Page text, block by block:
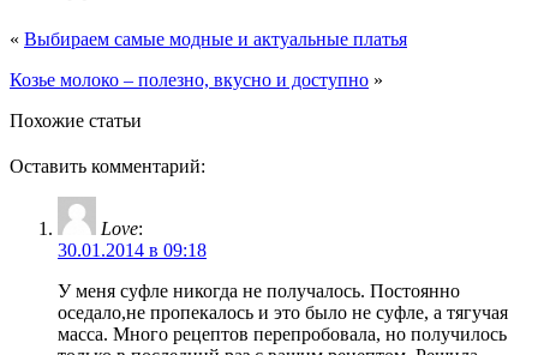
« Выбираем самые модные и актуальные платья
Козье молоко – полезно, вкусно и доступно »
Похожие статьи
Оставить комментарий:
Love:
30.01.2014 в 09:18
У меня суфле никогда не получалось. Постоянно
оседало,не пропекалось и это было не суфле, а тягучая
масса. Много рецептов перепробовала, но получилось